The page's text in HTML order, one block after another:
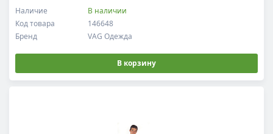
Код товара 146648
Наличие В наличии
Бренд VAG Одежда
В корзину